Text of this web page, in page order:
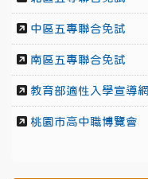
中區五專聯合免試
南區五專聯合免試
教育部適性入學宣導網
桃園市高中職博覽會